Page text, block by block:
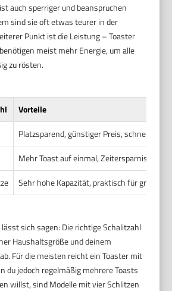
auch sperriger und beanspruchen
sind sie oft etwas teurer in der
Punkt ist die Leistung – Toaster
meist mehr Energie, um alle
zu rösten.
Vorteile
Platzsparend, günstiger Preis, schnelle
Mehr Toast auf einmal, Zeitersparnis beim
Sehr hohe Kapazität, praktisch für größere
sich sagen: Die richtige Schalitzahl
Haushaltsgröße und deinem
Für die meisten reicht ein Toaster mit
du jedoch regelmäßig mehrere Toasts
willst, sind Modelle mit vier Schlitzen